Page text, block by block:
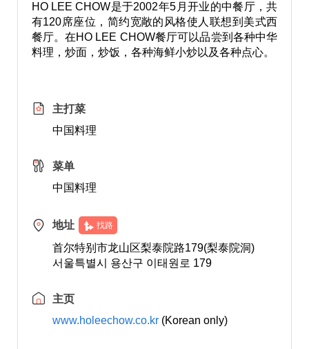
HO LEE CHOW是于2002年5月开业的中餐厅，共
有120席座位，简约宽敞的风格使人联想到美式西
餐厅。在HO LEE CHOW餐厅可以品尝到各种中华
料理，炒面，炒饭，各种海鲜小炒以及各种点心。
主打菜
中国料理
菜单
中国料理
地址 找路
首尔特别市龙山区梨泰院路179(梨泰院洞)
서울특별시 용산구 이태원로 179
主页
www.holeechow.co.kr(Korean only)